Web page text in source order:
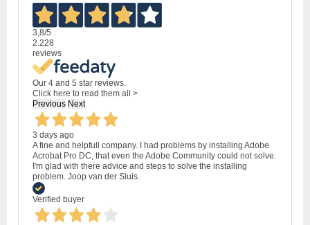
3,8/5
2.228
reviews
Our 4 and 5 star reviews.
Click here to read them all >
Previous Next
3 days ago
A fine and helpfull company. I had problems by installing Adobe
Acrobat Pro DC, that even the Adobe Community could not solve.
I'm glad with there advice and steps to solve the installing
problem. Joop van der Sluis.
Verified buyer